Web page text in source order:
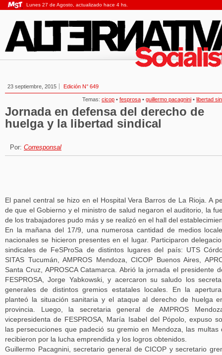
Lunes 27 de Agosto, actualizado hace 4 hs.
23 septiembre, 2015 Edición N° 649
Temas: cicop • fesprosa • guillermo pacagnini • libertad
Jornada en defensa del derecho de
huelga y la libertad sindical
Por: Corresponsal
El panel central se hizo en el Hospital Vera Barros de La Rioja. A
de que el Gobierno y el ministro de salud negaron el auditorio, la
de los trabajadores pudo más y se realizó en el hall del
En la mañana del 17/9, una numerosa cantidad de medios
nacionales se hicieron presentes en el lugar. Participaron
sindicales de FeSProSa de distintos lugares del país: UTS
SITAS Tucumán, AMPROS Mendoza, CICOP Buenos Aires,
Santa Cruz, APROSCA Catamarca. Abrió la jornada el presidente
FESPROSA, Jorge Yabkowski, y acercaron su saludo los
generales de distintos gremios estatales locales. En la
planteó la situación sanitaria y el ataque al derecho de huelga
provincia. Luego, la secretaria general de AMPROS
vicepresidenta de FESPROSA, María Isabel del Pópolo, expuso
las persecuciones que padeció su gremio en Mendoza, las multas
recibieron por la lucha emprendida y los logros obtenidos.
Guillermo Pacagnini, secretario general de CICOP y secretario